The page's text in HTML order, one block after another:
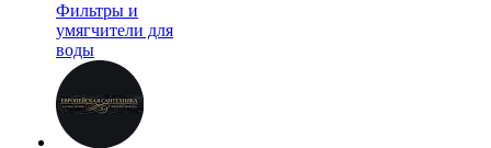
Фильтры и
умягчители для
воды